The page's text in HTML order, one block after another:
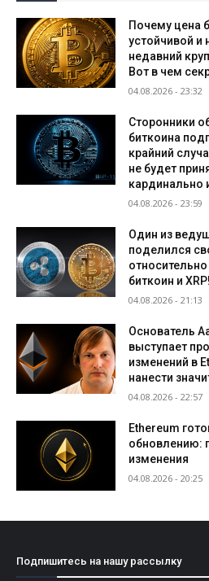
Почему цена
устойчивой и
недавний
Вот в чем
04.08.2026 - 23:32
Сторонники
биткоина
крайний
не будет
кардинально
04.08.2026 - 23:59
Один из
поделился
биткоин и
04.08.2026 - 21:13
Основатель
выступает
изменений в
нанести
04.08.2026 - 22:57
Ethereum
обновлению:
изменения
04.08.2026 - 20:25
Подпишитесь на нашу рассылку